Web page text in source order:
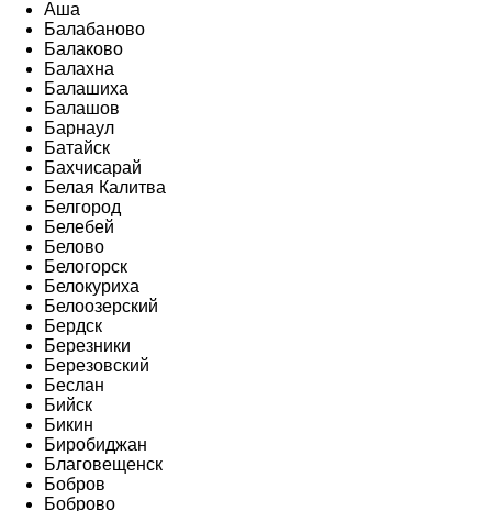
Аша
Балабаново
Балаково
Балахна
Балашиха
Балашов
Барнаул
Батайск
Бахчисарай
Белая Калитва
Белгород
Белебей
Белово
Белогорск
Белокуриха
Белоозерский
Бердск
Березники
Березовский
Беслан
Бийск
Бикин
Биробиджан
Благовещенск
Бобров
Боброво